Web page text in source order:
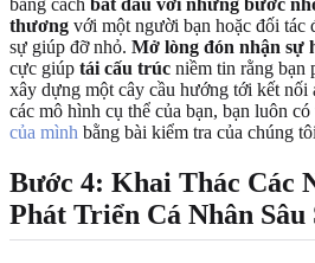
bằng cách bắt đầu với những bước
thương với một người bạn hoặc đối tác
sự giúp đỡ nhỏ. Mở lòng đón nhận sự
cực giúp tái cấu trúc niềm tin rằng
xây dựng một cây cầu hướng tới kết
các mô hình cụ thể của bạn, bạn luôn có
của mình bằng bài kiểm tra của chúng
Bước 4: Khai Thác Các
Phát Triển Cá Nhân Sâu